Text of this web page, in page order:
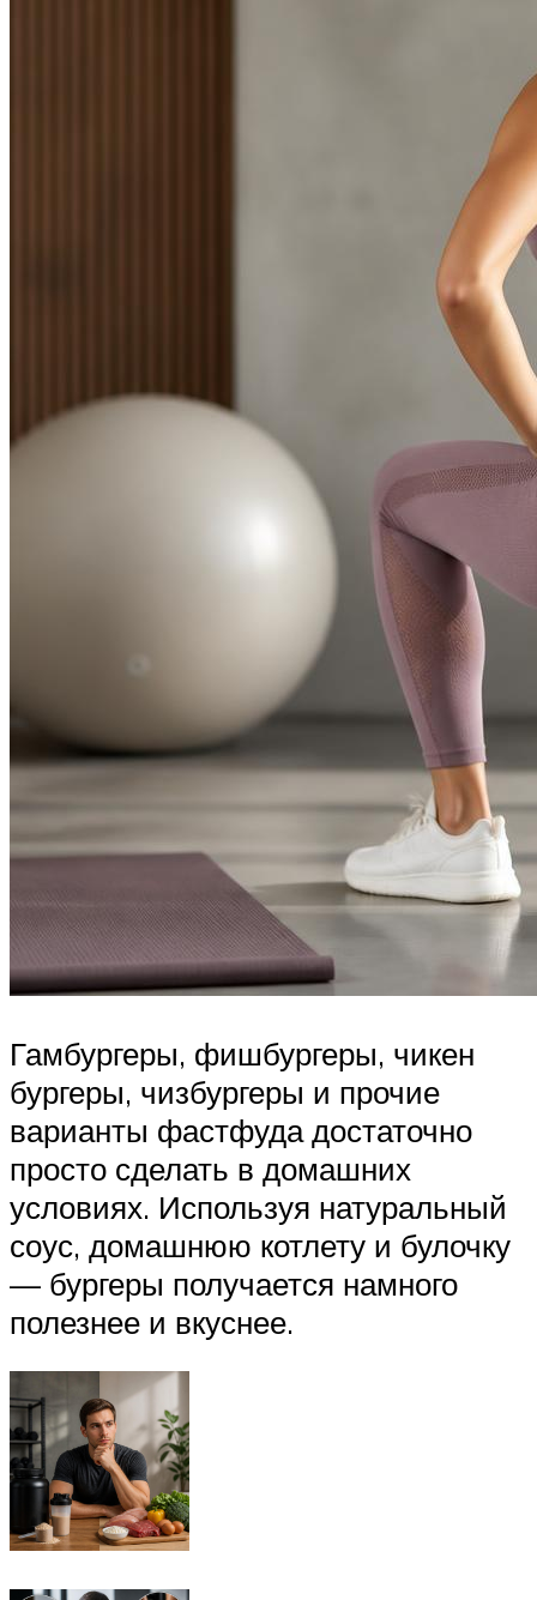
Гамбургеры, фишбургеры, чикен
бургеры, чизбургеры и прочие
варианты фастфуда достаточно
просто сделать в домашних
условиях. Используя натуральный
соус, домашнюю котлету и булочку
— бургеры получается намного
полезнее и вкуснее.